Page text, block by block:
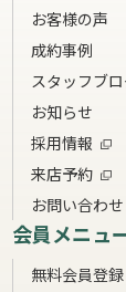
お客様の声
成約事例
スタッフブ
お知らせ
採用情報
来店予約
お問い合わせ
会員メニュ
無料会員登録